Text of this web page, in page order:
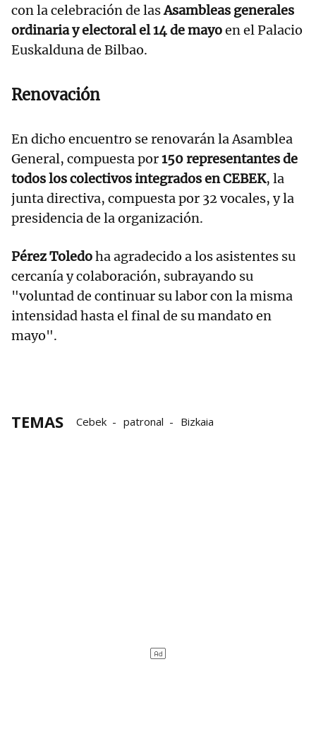
con la celebración de lasAsambleas generales
ordinaria y electoral el 14 de mayoen el Palacio
Euskalduna de Bilbao.
Renovación
En dicho encuentro se renovarán la Asamblea
General, compuesta por150 representantes de
todos los colectivos integrados en CEBEK, la
junta directiva, compuesta por 32 vocales, y la
presidencia de la organización.
Pérez Toledoha agradecido a los asistentes su
cercanía y colaboración, subrayando su
"voluntad de continuar su labor con la misma
intensidad hasta el final de su mandato en
mayo".
TEMAS Cebek patronal Bizkaia